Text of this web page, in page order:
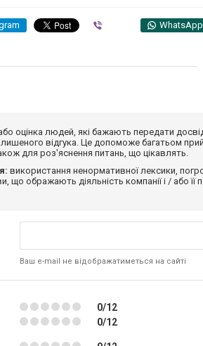
WhatsApp
або оцінка людей, які бажають передати
відгука. Це допоможе багатьом
для роз'яснення питань, що цікавлять.
використання ненормативної лексики,
що ображають діяльність компанії і / або
Ваш e-mail не відображатиметься на сайті
0/12
0/12